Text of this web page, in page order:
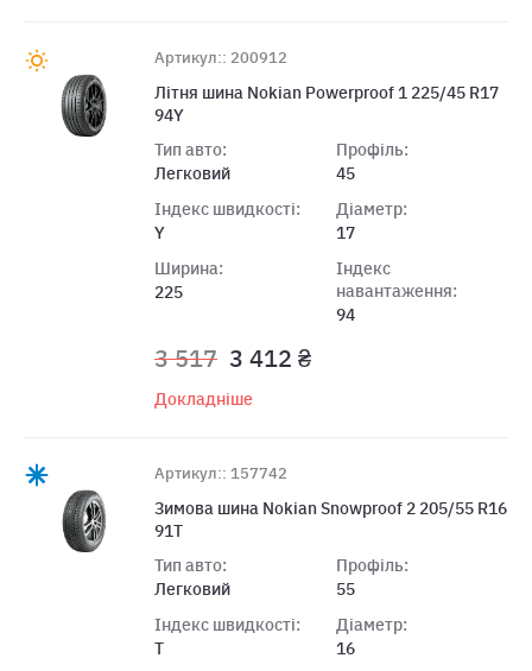
Артикул:: 200912
Літня шина Nokian Powerproof 1 225/45 R17
94Y
Тип авто:
Легковий
Індекс швидкості:
Y
Ширина:
225
Профіль:
45
Діаметр:
17
Індекс
навантаження:
94
3 517 3 412 ₴
Докладніше
Артикул:: 157742
Зимова шина Nokian Snowproof 2 205/55 R16
91T
Тип авто:
Легковий
Індекс швидкості:
T
Профіль:
55
Діаметр:
16